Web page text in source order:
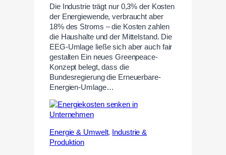
Die Industrie trägt nur 0,3% der Kosten
der Energiewende, verbraucht aber
18% des Stroms – die Kosten zahlen
die Haushalte und der Mittelstand. Die
EEG-Umlage ließe sich aber auch fair
gestalten Ein neues Greenpeace-
Konzept belegt, dass die
Bundesregierung die Erneuerbare-
Energien-Umlage…
Energie & Umwelt,
Industrie &
Produktion